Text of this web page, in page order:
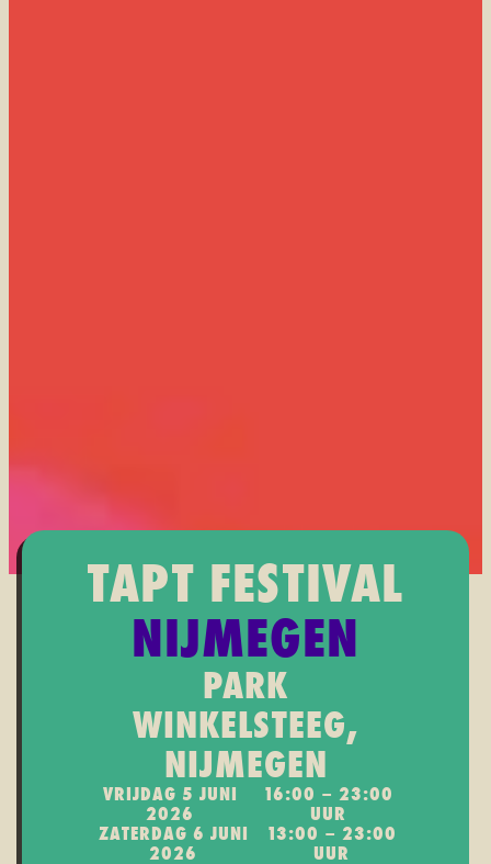
TAPT FESTIVAL
NIJMEGEN
PARK
WINKELSTEEG,
NIJMEGEN
VRIJDAG 5 JUNI
2026
16:00 – 23:00
UUR
ZATERDAG 6 JUNI
2026
13:00 – 23:00
UUR